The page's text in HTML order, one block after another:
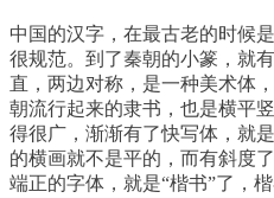
中国的汉字，在最古老的时候
很规范。到了秦朝的小篆，就
直，两边对称，是一种美术体
朝流行起来的隶书，也是横平
得很广，渐渐有了快写体，就
的横画就不是平的，而有斜度
端正的字体，就是“楷书”了，楷